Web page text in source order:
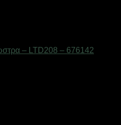
– LTD208 – 676142